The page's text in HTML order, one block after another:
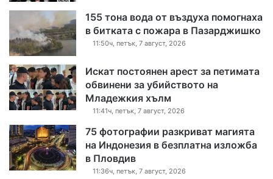
155 тона вода от въздуха помогнаха
в битката с пожара в Пазарджишко
11:50ч, петък, 7 август, 2026
Искат постоянен арест за петимата
обвинени за убийството на
Младежкия хълм
11:41ч, петък, 7 август, 2026
75 фотографии разкриват магията
на Индонезия в безплатна изложба
в Пловдив
11:36ч, петък, 7 август, 2026